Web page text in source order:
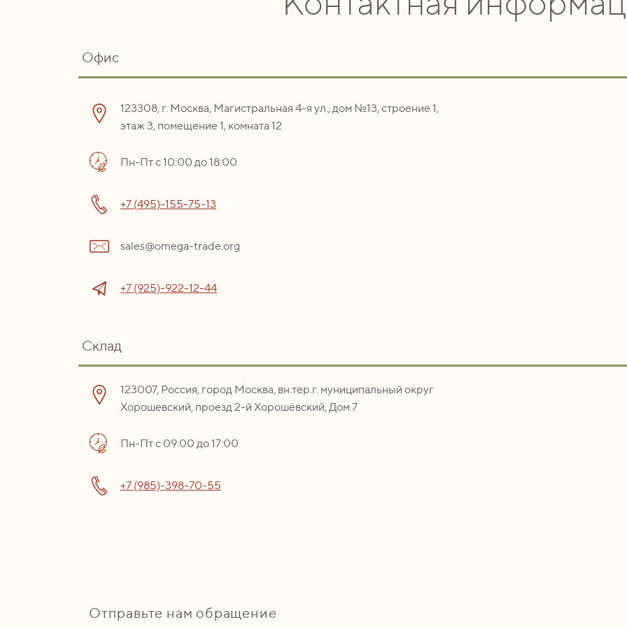
Офис
123308, г. Москва, Магистральная 4-я ул., дом №13, строение 1,
этаж 3, помещение 1, комната 12
Пн-Пт с 10:00 до 18:00
+7 (495)-155-75-13
sales@omega-trade.org
+7 (925)-922-12-44
Склад
123007, Россия, город Москва, вн.тер.г. муниципальный округ
Хорошевский, проезд 2-й Хорошёвский, Дом 7
Пн-Пт с 09:00 до 17:00
+7 (985)-398-70-55
Отправьте нам обращение